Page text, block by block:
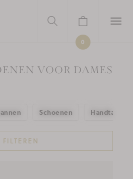
0
VOOR DAMES
Schoenen Handtassen
FILTEREN